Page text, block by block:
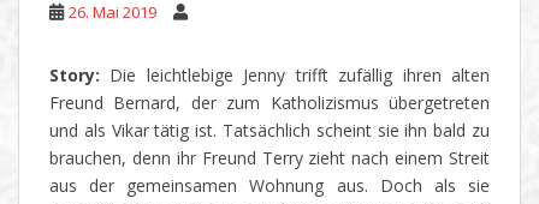
26. Mai 2019
Story: Die leichtlebige Jenny trifft zufällig ihren alten
Freund Bernard, der zum Katholizismus übergetreten
und als Vikar tätig ist. Tatsächlich scheint sie ihn bald zu
brauchen, denn ihr Freund Terry zieht nach einem Streit
aus der gemeinsamen Wohnung aus. Doch als sie